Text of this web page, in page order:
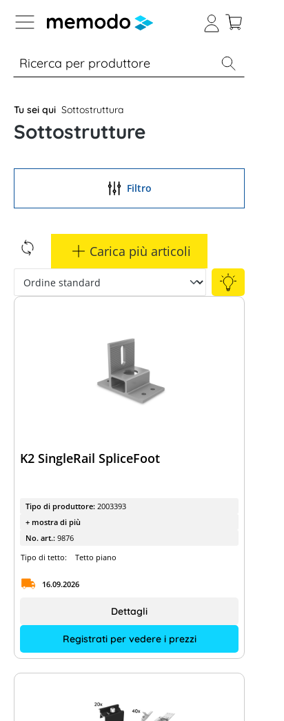
Skip to B2B platform navigation
% Sale Moduli
Tu sei qui Sottostruttura
Sottostrutture
Filtro
Carica più articoli
Trova la tua
sottostruttura
Guida rapida ai sistemi di montaggio
K2 SingleRail SpliceFoot
Tipo di produttore: 2003393
+ mostra di più
No. art.: 9876
Tipo di tetto:
Tetto piano
16.09.2026
Registrati per vedere i prezzi
Dettagli